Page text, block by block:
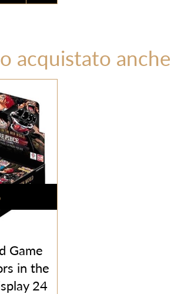
acquistato anche
Game
in the
24